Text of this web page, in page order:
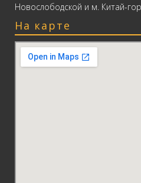
Новослободской и м. Китай-
На карте